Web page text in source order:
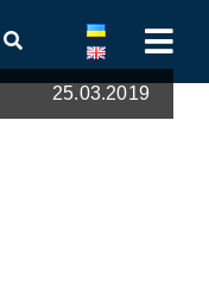
25.03.2019